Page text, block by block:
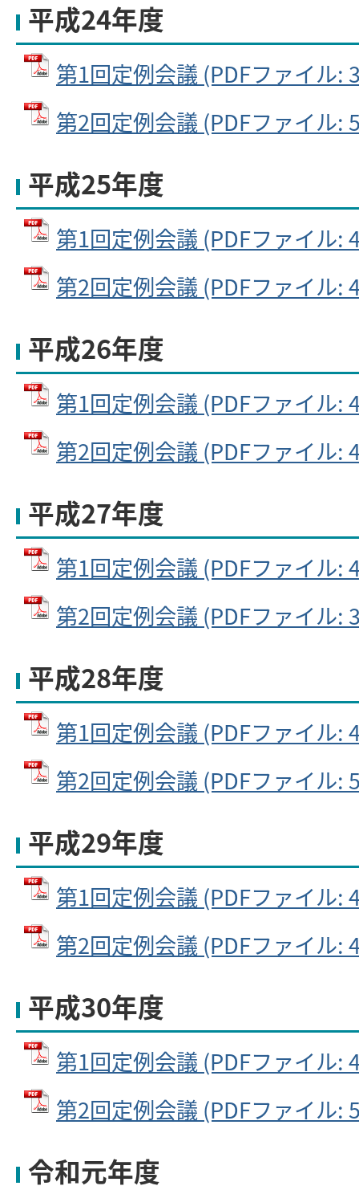
平成24年度
第1回定例会議 (PDFファイル:
第2回定例会議 (PDFファイル:
平成25年度
第1回定例会議 (PDFファイル:
第2回定例会議 (PDFファイル:
平成26年度
第1回定例会議 (PDFファイル:
第2回定例会議 (PDFファイル:
平成27年度
第1回定例会議 (PDFファイル:
第2回定例会議 (PDFファイル:
平成28年度
第1回定例会議 (PDFファイル:
第2回定例会議 (PDFファイル:
平成29年度
第1回定例会議 (PDFファイル:
第2回定例会議 (PDFファイル:
平成30年度
第1回定例会議 (PDFファイル:
第2回定例会議 (PDFファイル:
令和元年度